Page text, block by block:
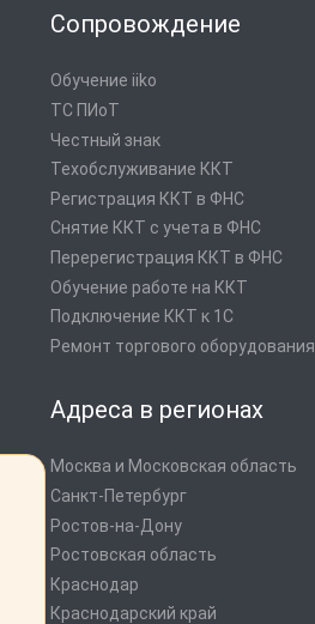
Адреса в регионах
Москва и Московская область
Санкт-Петербург
Ростов-на-Дону
Ростовская область
Краснодар
Краснодарский край
Сопровождение
Обучение iiko
ТС ПИоТ
Честный знак
Техобслуживание ККТ
Регистрация ККТ в ФНС
Снятие ККТ с учета в ФНС
Перерегистрация ККТ в ФНС
Обучение работе на ККТ
Подключение ККТ к 1С
Ремонт торгового оборудования